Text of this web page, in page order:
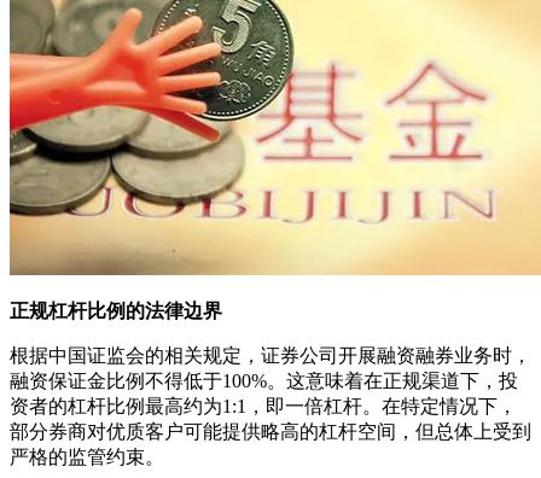
正规杠杆比例的法律边界
根据中国证监会的相关规定，证券公司开展融资融券业务时，
融资保证金比例不得低于100%。这意味着在正规渠道下，投
资者的杠杆比例最高约为1:1，即一倍杠杆。在特定情况下，
部分券商对优质客户可能提供略高的杠杆空间，但总体上受到
严格的监管约束。